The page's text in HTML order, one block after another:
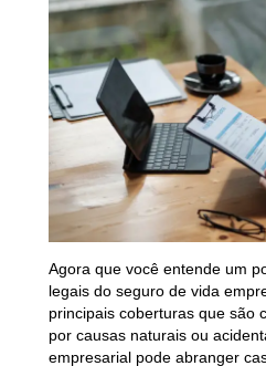
Agora que você entende um
legais do seguro de vida
principais coberturas que são
por causas naturais ou
empresarial pode abranger